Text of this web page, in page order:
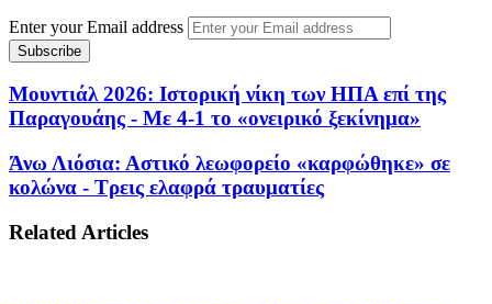
Enter your Email address
Μουντιάλ 2026: Ιστορική νίκη των ΗΠΑ επί της
Παραγουάης - Με 4-1 το «ονειρικό ξεκίνημα»
Άνω Λιόσια: Αστικό λεωφορείο «καρφώθηκε» σε
κολώνα - Τρεις ελαφρά τραυματίες
Related Articles